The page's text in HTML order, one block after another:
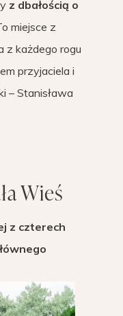
z dbałością o
miejsce z
z każdego rogu
przyjaciela i
– Stanisława
Wieś
z czterech